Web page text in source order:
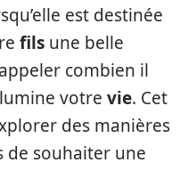
est destinée
fils une belle
combien il
votre vie. Cet
des manières
de souhaiter une